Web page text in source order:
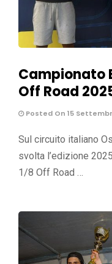
Campionato
Off Road
Posted On 15
Sul circuito italiano
svolta l’edizione
1/8 Off Road …